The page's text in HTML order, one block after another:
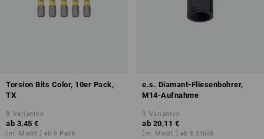
Torsion Bits Color, 10er Pack,
TX
8 Varianten
ab 3,45 €
(m. MwSt.) ab 6 Pack
e.s. Diamant-Fliesenbohrer,
M14-Aufnahme
3 Varianten
ab 20,11 €
(m. MwSt.) ab 6 Stück